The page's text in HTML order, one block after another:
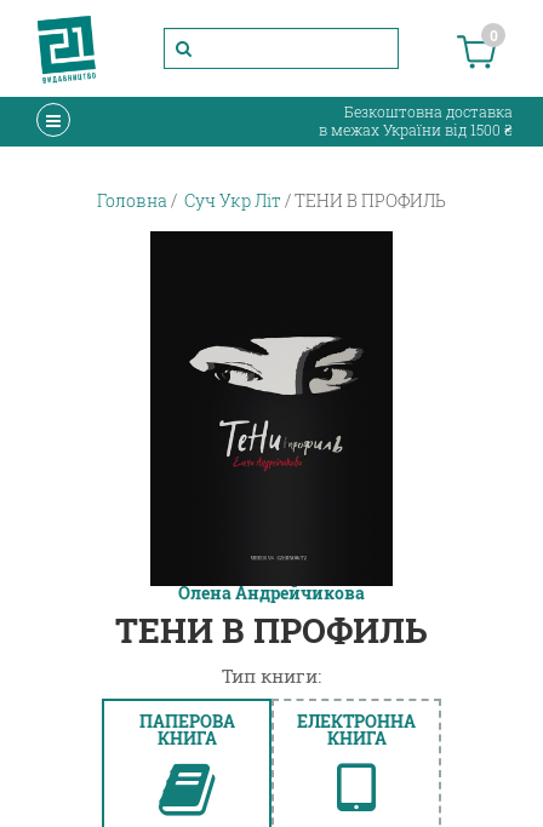
0
Безкоштовна доставка
в межах України від 1500 ₴
Головна Суч Укр Літ ТЕНИ В ПРОФИЛЬ
Олена Андрейчикова
ТЕНИ В ПРОФИЛЬ
Тип книги:
ПАПЕРОВА
КНИГА
ЕЛЕКТРОННА
КНИГА